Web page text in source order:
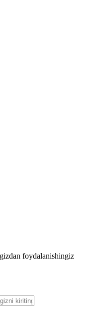
foydalanishingiz